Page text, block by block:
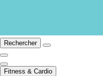
Rechercher
Fitness & Cardio